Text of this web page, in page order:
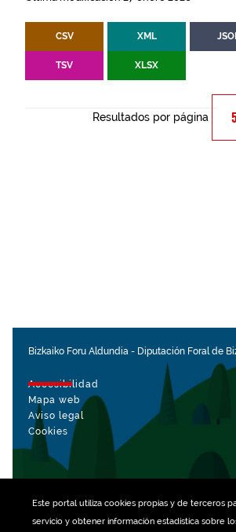
Este portal utiliza cookiespropias y de terceros
servicio y obtener información estadística sobre
CSV XML
TSV XLSX
Resultados por página
Bizkaiko Foru Aldundia - Diputación Foral de
Accesibilidad
Mapa web
Aviso legal
Cookies